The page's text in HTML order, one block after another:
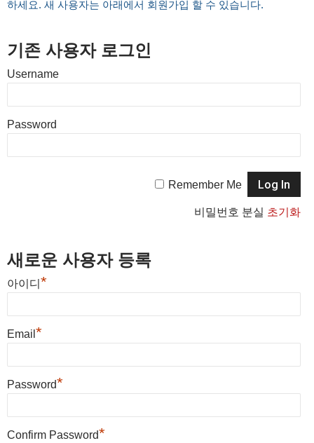
하세요. 새 사용자는 아래에서 회원가입 할 수 있습니다.
기존 사용자 로그인
Username
Password
Remember Me
비밀번호 분실 초기화
새로운 사용자 등록
아이디 *
Email *
Password*
Confirm Password*